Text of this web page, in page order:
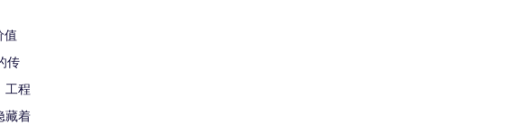
值
传
工程
藏着